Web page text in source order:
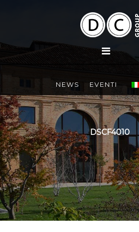
NEWS EVENTI
DSCF4010